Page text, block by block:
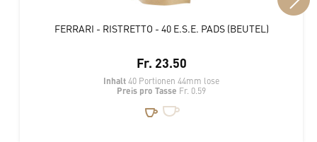
FERRARI - RISTRETTO - 40 E.S.E. PADS (BEUTEL)
Fr. 23.50
Inhalt40 Portionen 44mm lose
Preis pro Tasse Fr. 0.59